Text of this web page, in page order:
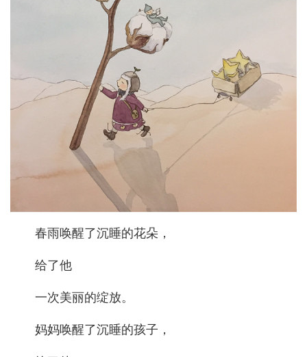
春雨唤醒了沉睡的花朵，
给了他
一次美丽的绽放。
妈妈唤醒了沉睡的孩子，